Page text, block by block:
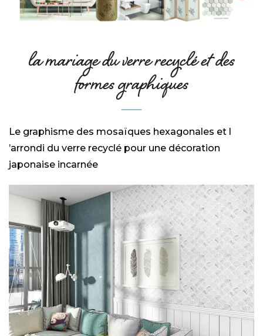
la mariage du verre recyclé et des
formes graphiques
Le graphisme des mosaïques hexagonales et l
’arrondi du verre recyclé pour une décoration
japonaise incarnée